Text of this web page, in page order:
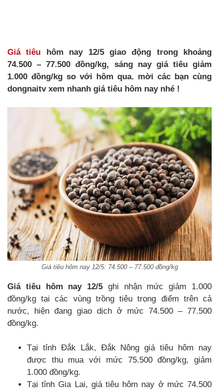
Giá tiêu hôm nay 12/5 giao động trong khoảng
74.500 – 77.500 đồng/kg, sáng nay giá tiêu giảm
1.000 đồng/kg so với hôm qua. mời các bạn cùng
dongnaitv xem nhanh giá tiêu hôm nay nhé !
Giá tiêu hôm nay 12/5: 74.500 – 77.500 đồng/kg
Giá tiêu hôm nay 12/5 ghi nhận mức giảm 1.000
đồng/kg tại các vùng trồng tiêu trọng điểm trên cả
nước, hiện đang giao dịch ở mức 74.500 – 77.500
đồng/kg.
Tại tỉnh Đắk Lắk, Đắk Nông giá tiêu hôm nay
được thu mua với mức 75.500 đồng/kg, giảm
1.000 đồng/kg.
Tại tỉnh Gia Lai, giá tiêu hôm nay ở mức 74.500